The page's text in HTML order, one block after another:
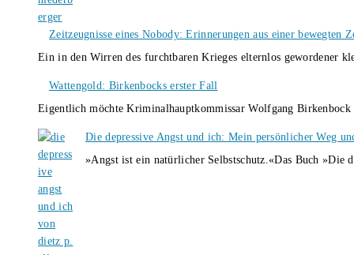
Zeitzeugnisse eines Nobody: Erinnerungen aus einer bewegten
Ein in den Wirren des furchtbaren Krieges elternlos gewordener
Wattengold: Birkenbocks erster Fall
Eigentlich möchte Kriminalhauptkommissar Wolfgang
Die depressive Angst und ich: Mein persönlicher Weg
»Angst ist ein natürlicher Selbstschutz.«Das Buch